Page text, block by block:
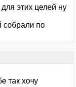
этих целей ну
собрали по
так хочу